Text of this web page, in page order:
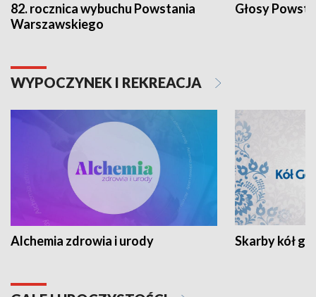
82. rocznica wybuchu Powstania
Warszawskiego
Głosy
WYPOCZYNEK I REKREACJA
Alchemia zdrowia i urody Skarby kół